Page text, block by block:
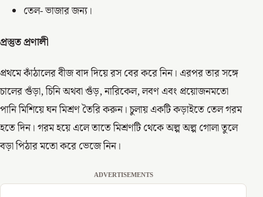
তেল- ভাজার জন্য।
প্রস্তুত প্রণালী
প্রথমে কাঁঠালের বীজ বাদ দিয়ে রস বের করে নিন। এরপর তার সঙ্গে
চালের গুঁড়া, চিনি অথবা গুঁড়, নারিকেল, লবণ এবং প্রয়োজনমতো
পানি মিশিয়ে ঘন মিশ্রণ তৈরি করুন। চুলায় একটি কড়াইতে তেল গরম
হতে দিন। গরম হয়ে এলে তাতে মিশ্রণটি থেকে অল্প অল্প গোলা তুলে
বড়া পিঠার মতো করে ভেজে নিন।
ADVERTISEMENTS